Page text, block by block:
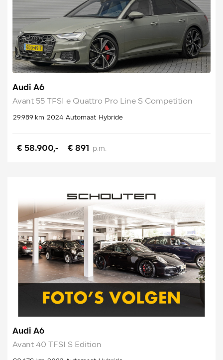
Audi A6
Avant 55 TFSI e Quattro Pro Line S Competition
29.989 km 2024 Automaat Hybride
€ 58.900,- € 891 p.m.
Audi A6
Avant 40 TFSI S Edition